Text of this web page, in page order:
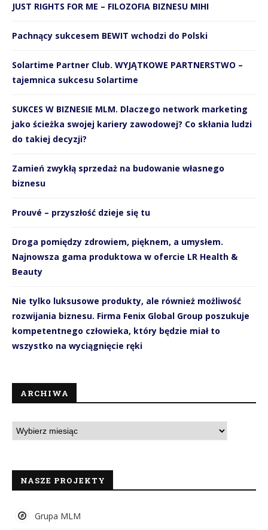
JUST RIGHTS FOR ME – FILOZOFIA BIZNESU MIHI
Pachnący sukcesem BEWIT wchodzi do Polski
Solartime Partner Club. WYJĄTKOWE PARTNERSTWO –
tajemnica sukcesu Solartime
SUKCES W BIZNESIE MLM. Dlaczego network marketing
jako ścieżka swojej kariery zawodowej? Co skłania ludzi
do takiej decyzji?
Zamień zwykłą sprzedaż na budowanie własnego
biznesu
Prouvé – przyszłość dzieje się tu
Droga pomiędzy zdrowiem, pięknem, a umysłem.
Najnowsza gama produktowa w ofercie LR Health &
Beauty
Nie tylko luksusowe produkty, ale również możliwość
rozwijania biznesu. Firma Fenix Global Group poszukuje
kompetentnego człowieka, który będzie miał to
wszystko na wyciągnięcie ręki
ARCHIWA
NASZE PROJEKTY
Grupa MLM